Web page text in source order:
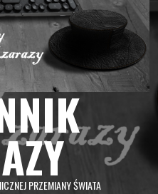
PRZEMIANY ŚWIATA